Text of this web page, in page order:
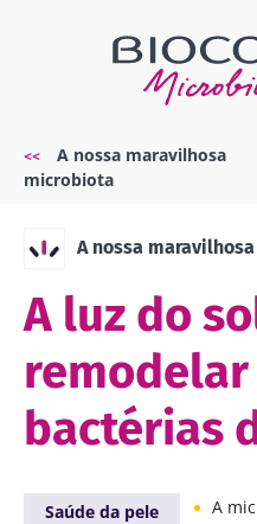
Navegação
estrutural
A nossa maravilhosa
microbiota
A nossa
A luz do
remodelar
bactérias
Saúde da pele A